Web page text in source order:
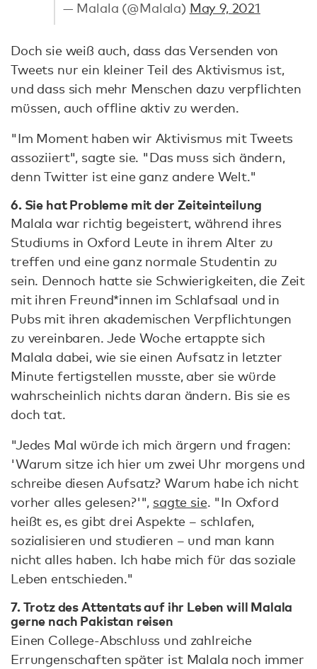
— Malala (@Malala) May 9, 2021
Doch sie weiß auch, dass das Versenden von
Tweets nur ein kleiner Teil des Aktivismus ist,
und dass sich mehr Menschen dazu verpflichten
müssen, auch offline aktiv zu werden.
"Im Moment haben wir Aktivismus mit Tweets
assoziiert", sagte sie. "Das muss sich ändern,
denn Twitter ist eine ganz andere Welt."
6. Sie hat Probleme mit der Zeiteinteilung
Malala war richtig begeistert, während ihres
Studiums in Oxford Leute in ihrem Alter zu
treffen und eine ganz normale Studentin zu
sein. Dennoch hatte sie Schwierigkeiten, die Zeit
mit ihren Freund*innen im Schlafsaal und in
Pubs mit ihren akademischen Verpflichtungen
zu vereinbaren. Jede Woche ertappte sich
Malala dabei, wie sie einen Aufsatz in letzter
Minute fertigstellen musste, aber sie würde
wahrscheinlich nichts daran ändern. Bis sie es
doch tat.
"Jedes Mal würde ich mich ärgern und fragen:
'Warum sitze ich hier um zwei Uhr morgens und
schreibe diesen Aufsatz? Warum habe ich nicht
vorher alles gelesen?'", sagte sie. "In Oxford
heißt es, es gibt drei Aspekte – schlafen,
sozialisieren und studieren – und man kann
nicht alles haben. Ich habe mich für das soziale
Leben entschieden."
7. Trotz des Attentats auf ihr Leben will Malala
gerne nach Pakistan reisen
Einen College-Abschluss und zahlreiche
Errungenschaften später ist Malala noch immer